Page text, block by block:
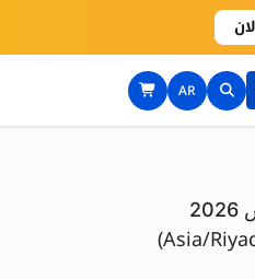
AR
Asia/
)